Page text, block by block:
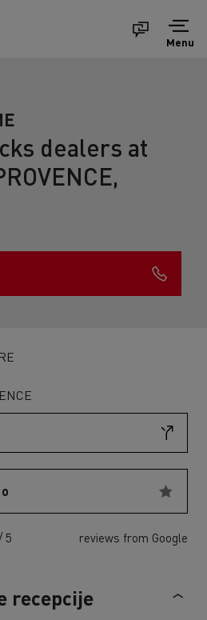
Menu
dealers at
5 reviews from Google
recepcije